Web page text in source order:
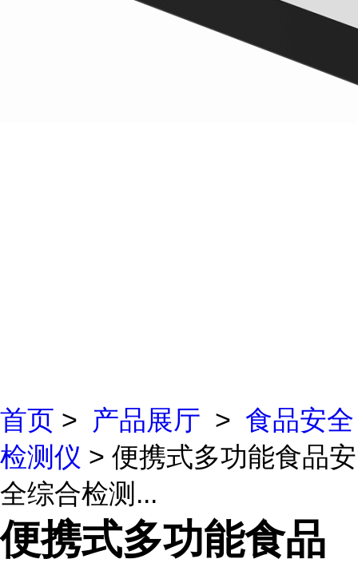
首页 > 产品展厅 > 食品安全
检测仪 > 便携式多功能食品安
全综合检测...
便携式多功能食品